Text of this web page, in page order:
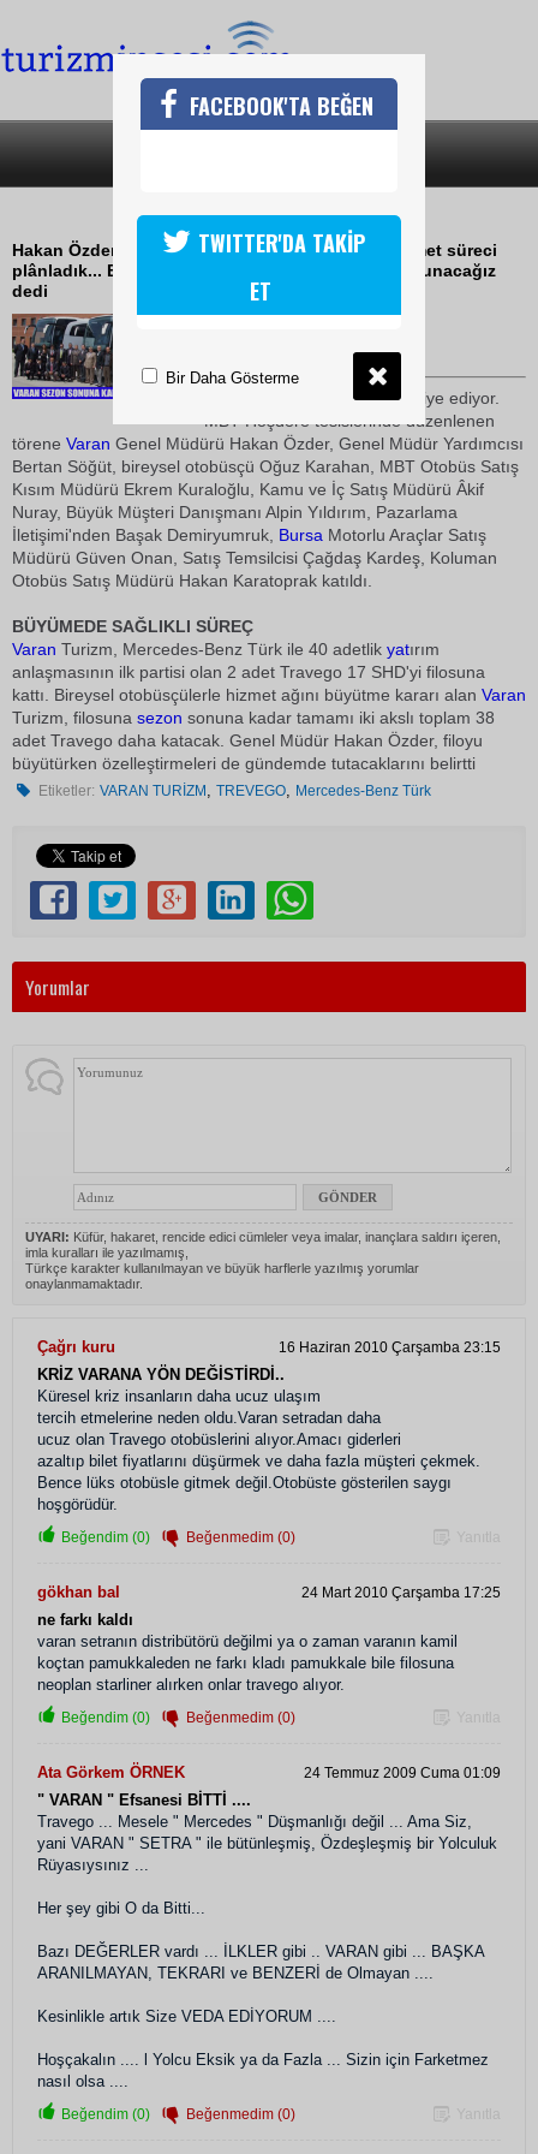
VARAN FİLOYU BÜYÜTÜYOR
Hakan Özder daha yaygın ve geniş bir alanda hizmet süreci
plânladık... Bireysel otobüsçülere ciddi imkânlar sunacağız
dedi
, filoyu Travego ile takviye ediyor.
MBT Hoşdere tesislerinde düzenlenen
törene Varan Genel Müdürü Hakan Özder, Genel Müdür Yardımcısı
Bertan Söğüt, bireysel otobüsçü Oğuz Karahan, MBT Otobüs Satış
Kısım Müdürü Ekrem Kuraloğlu, Kamu ve İç Satış Müdürü Âkif
Nuray, Büyük Müşteri Danışmanı Alpin Yıldırım, Pazarlama
İletişimi'nden Başak Demiryumruk, Bursa Motorlu Araçlar Satış
Müdürü Güven Onan, Satış Temsilcisi Çağdaş Kardeş, Koluman
Otobüs Satış Müdürü Hakan Karatoprak katıldı.
BÜYÜMEDE SAĞLIKLI SÜREÇ
Varan Turizm, Mercedes-Benz Türk ile 40 adetlik yatırım
anlaşmasının ilk partisi olan 2 adet Travego 17 SHD'yi filosuna
kattı. Bireysel otobüsçülerle hizmet ağını büyütme kararı alan Varan
Turizm, filosuna sezon sonuna kadar tamamı iki akslı toplam 38
adet Travego daha katacak. Genel Müdür Hakan Özder, filoyu
büyütürken özelleştirmeleri de gündemde tutacaklarını belirtti
Etiketler: VARAN TURİZM ,TREVEGO, Mercedes-Benz Türk
Yorumlar
UYARI: Küfür, hakaret, rencide edici cümleler veya imalar, inançlara saldırı içeren,
imla kuralları ile yazılmamış,
Türkçe karakter kullanılmayan ve büyük harflerle yazılmış yorumlar
onaylanmamaktadır.
Çağrı kuru 16 Haziran 2010 Çarşamba 23:15
KRİZ VARANA YÖN DEĞİSTİRDİ..
Küresel kriz insanların daha ucuz ulaşım
tercih etmelerine neden oldu.Varan setradan daha
ucuz olan Travego otobüslerini alıyor.Amacı giderleri
azaltıp bilet fiyatlarını düşürmek ve daha fazla müşteri çekmek.
Bence lüks otobüsle gitmek değil.Otobüste gösterilen saygı
hoşgörüdür.
Beğendim (0) Beğenmedim (0) Yanıtla
gökhan bal 24 Mart 2010 Çarşamba 17:25
ne farkı kaldı
varan setranın distribütörü değilmi ya o zaman varanın kamil
koçtan pamukkaleden ne farkı kladı pamukkale bile filosuna
neoplan starliner alırken onlar travego alıyor.
Beğendim (0) Beğenmedim (0) Yanıtla
Ata Görkem ÖRNEK 24 Temmuz 2009 Cuma 01:09
" VARAN " Efsanesi BİTTİ ....
Travego ... Mesele " Mercedes " Düşmanlığı değil ... Ama Siz,
yani VARAN " SETRA " ile bütünleşmiş, Özdeşleşmiş bir Yolculuk
Rüyasıysınız ...
Her şey gibi O da Bitti...
Bazı DEĞERLER vardı ... İLKLER gibi .. VARAN gibi ... BAŞKA
ARANILMAYAN, TEKRARI ve BENZERİ de Olmayan ....
Kesinlikle artık Size VEDA EDİYORUM ....
Hoşçakalın .... l Yolcu Eksik ya da Fazla ... Sizin için Farketmez
nasıl olsa ....
Beğendim (0) Beğenmedim (0) Yanıtla
FACEBOOK'TA BEĞEN
TWITTER'DA TAKİP
ET
Bir Daha Gösterme